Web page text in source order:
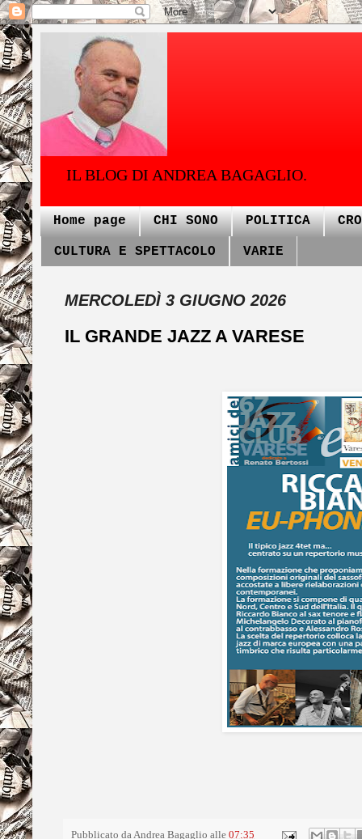
IL BLOG DI ANDREA BAGAGLIO.
Home page CHI SONO POLITICA
CULTURA E SPETTACOLO VARIE
MERCOLEDÌ 3 GIUGNO 2026
IL GRANDE JAZZ A VARESE
Pubblicato daAndrea Bagaglio alle 07:35